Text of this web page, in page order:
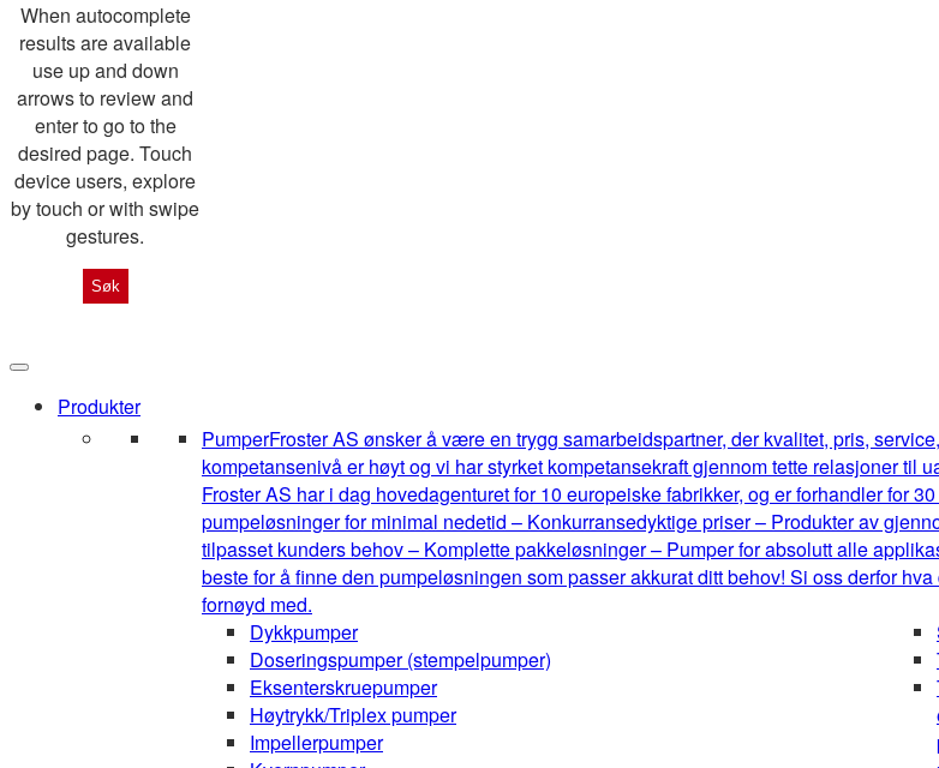
When autocomplete
results are available
use up and down
arrows to review and
enter to go to the
desired page. Touch
device users, explore
by touch or with swipe
gestures.
Produkter
PumperFroster AS ønsker å være en trygg samarbeidspartner, der kvalitet, pris,
kompetansenivå er høyt og vi har styrket kompetansekraft gjennom tette relasjoner
Froster AS har i dag hovedagenturet for 10 europeiske fabrikker, og er forhandler for
pumpeløsninger for minimal nedetid – Konkurransedyktige priser – Produkter av
tilpasset kunders behov – Komplette pakkeløsninger – Pumper for absolutt alle
beste for å finne den pumpeløsningen som passer akkurat ditt behov! Si oss derfor
fornøyd med.
Dykkpumper
Doseringspumper (stempelpumper)
Eksenterskruepumper
Høytrykk/Triplex pumper
Impellerpumper